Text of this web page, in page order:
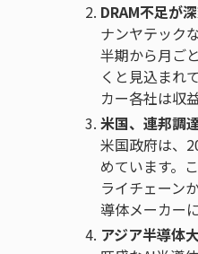
DRAM不足が
ナンヤテック
半期から月ご
くと見込まれ
カー各社は収
米国、連邦調
米国政府は、
めています。
ライチェーン
導体メーカー
アジア半導体